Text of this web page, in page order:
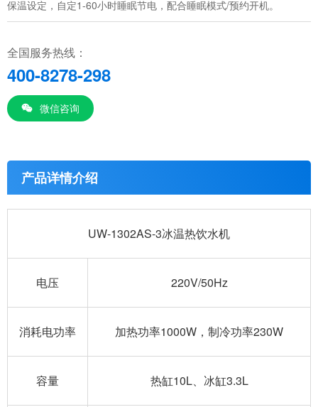
保温设定，自定1-60小时睡眠节电，配合睡眠模式/预约开机。
全国服务热线：
400-8278-298
微信咨询
产品详情介绍
UW-1302AS-3冰温热饮水机
电压 220V/50Hz
消耗电功率 加热功率1000W，制冷功率230W
容量 热缸10L、冰缸3.3L